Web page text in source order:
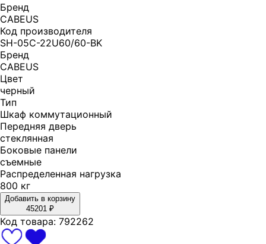
Бренд
CABEUS
Код производителя
SH-05C-22U60/60-BK
Бренд
CABEUS
Цвет
черный
Тип
Шкаф коммутационный
Передняя дверь
стеклянная
Боковые панели
съемные
Распределенная нагрузка
800 кг
Добавить в корзину
45201 ₽
Код товара: 792262